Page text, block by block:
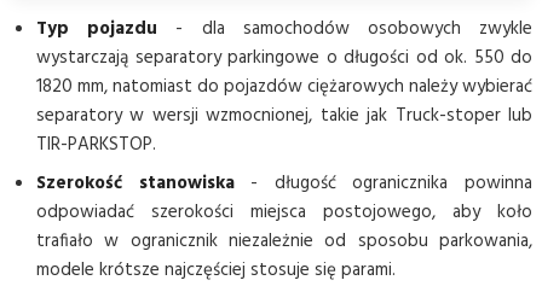
Typ pojazdu - dla samochodów osobowych zwykle
wystarczają separatory parkingowe o długości od ok. 550 do
1820 mm, natomiast do pojazdów ciężarowych należy wybierać
separatory w wersji wzmocnionej, takie jak Truck-stoper lub
TIR-PARKSTOP.
Szerokość stanowiska- długość ogranicznika powinna
odpowiadać szerokości miejsca postojowego, aby koło
trafiało w ogranicznik niezależnie od sposobu parkowania,
modele krótsze najczęściej stosuje się parami.